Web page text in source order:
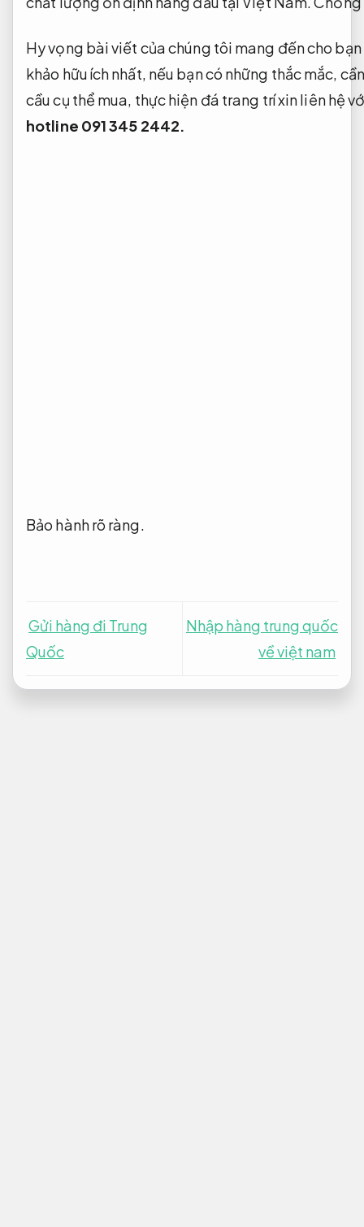
Hy vọng bài viết của chúng tôi mang đến cho
khảo hữu ích nhất, nếu bạn có những thắc mắc,
cầu cụ thể mua, thực hiện đá trang trí xin liên hệ
hotline 091 345 2442.
Bảo hành rõ ràng.
Gửi hàng đi Trung
Quốc
Nhập hàng trung quốc
về việt nam